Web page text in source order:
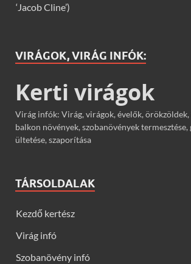
‘Jacob Cline’)
VIRÁGOK, VIRÁG INFÓK:
Kerti virágok
Virág infók: Virág, virágok, évelők,
balkon növények, szobanövények termesztése,
ültetése, szaporítása
TÁRSOLDALAK
Kezdő kertész
Virág infó
Szobanövény infó